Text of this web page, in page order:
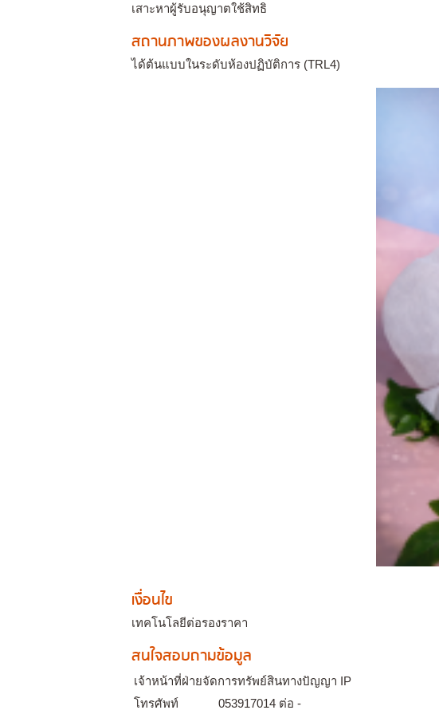
เสาะหาผู้รับอนุญาตใช้สิทธิ
สถานภาพของผลงานวิจัย
ได้ต้นแบบในระดับห้องปฏิบัติการ (TRL4)
เงื่อนไข
เทคโนโลยีต่อรองราคา
สนใจสอบถามข้อมูล
เจ้าหน้าที่ฝ่ายจัดการทรัพย์สินทางปัญญา IP
โทรศัพท์
053917014 ต่อ -